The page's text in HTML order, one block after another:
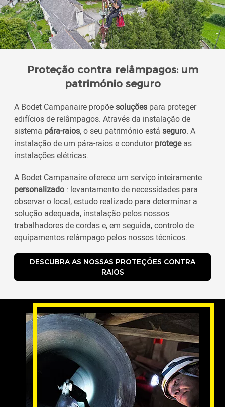
Proteção contra relâmpagos: um
património seguro
A Bodet Campanaire propõe soluções para proteger
edifícios de relâmpagos. Através da instalação de
sistema pára-raios, o seu património está seguro. A
instalação de um pára-raios e condutorprotegeas
instalações elétricas.
A Bodet Campanaire oferece um serviço inteiramente
personalizado : levantamento de necessidades para
observar o local, estudo realizado para determinar a
solução adequada, instalação pelos nossos
trabalhadores de cordas e, em seguida, controlo de
equipamentos relâmpago pelos nossos técnicos.
DESCUBRA AS NOSSAS PROTEÇÕES CONTRA
RAIOS